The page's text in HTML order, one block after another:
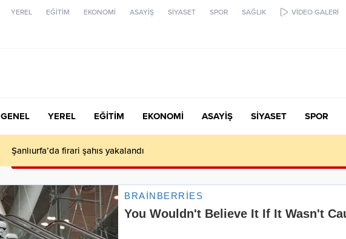
YEREL EĞİTİM EKONOMİ ASAYİŞ SİYASET SPOR SAĞLIK VİDEO GALERİ
GENEL YEREL EĞİTİM EKONOMİ ASAYİŞ SİYASET SPOR
Şanlıurfa’da firari şahıs yakalandı